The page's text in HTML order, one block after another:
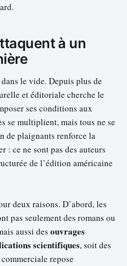
à un
le vide. Depuis plus de
et éditoriale cherche le
ses conditions aux
se multiplient, mais tous ne se
de plaignants renforce la
: ce ne sont pas des auteurs
de l’édition américaine
deux raisons. D’abord, les
pas seulement des romans ou
aussi des ouvrages
scientifiques, soit des
repose